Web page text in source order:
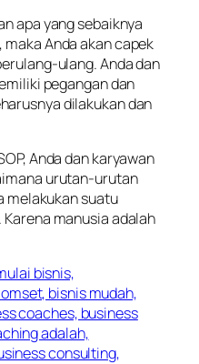
apa yang sebaiknya
Anda akan capek
ulang. Anda dan
pegangan dan
dilakukan dan
Anda dan karyawan
urutan-urutan
melakukan suatu
manusia adalah